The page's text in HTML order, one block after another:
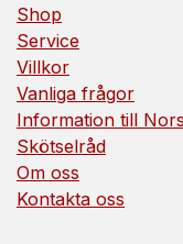
Shop
Service
Villkor
Vanliga frågor
Information till
Skötselråd
Om oss
Kontakta oss